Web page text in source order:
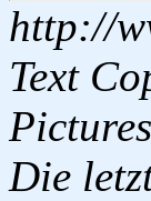
http://
Text
Die